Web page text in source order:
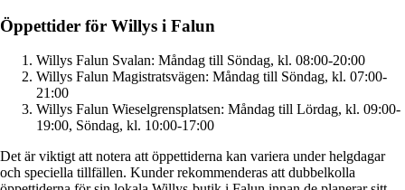
Öppettider för Willys i Falun
Willys Falun Svalan: Måndag till Söndag, kl. 08:00-20:00
Willys Falun Magistratsvägen: Måndag till Söndag, kl. 07:00-
21:00
Willys Falun Wieselgrensplatsen: Måndag till Lördag, kl. 09:00-
19:00, Söndag, kl. 10:00-17:00
Det är viktigt att notera att öppettiderna kan variera under helgdagar
och speciella tillfällen. Kunder rekommenderas att dubbelkolla